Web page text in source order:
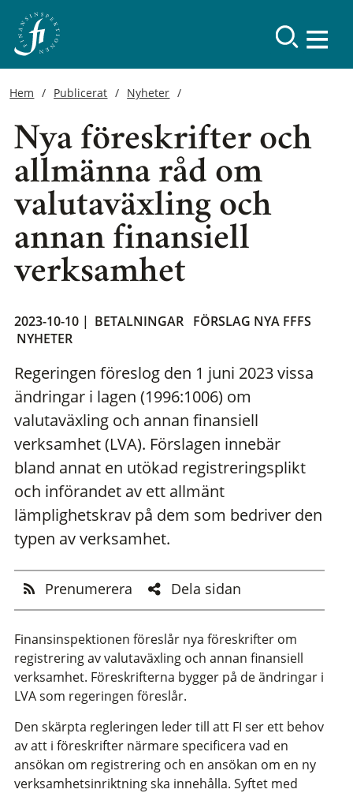
Hem Publicerat Nyheter
Nya föreskrifter och
allmänna råd om
valutaväxling och
annan finansiell
verksamhet
2023-10-10 | BETALNINGAR FÖRSLAG NYA FFFS
NYHETER
Regeringen föreslog den 1 juni 2023 vissa
ändringar i lagen (1996:1006) om
valutaväxling och annan finansiell
verksamhet (LVA). Förslagen innebär
bland annat en utökad registreringsplikt
och införandet av ett allmänt
lämplighetskrav på dem som bedriver den
typen av verksamhet.
Prenumerera Dela sidan
Finansinspektionen föreslår nya föreskrifter om
registrering av valutaväxling och annan finansiell
verksamhet. Föreskrifterna bygger på de ändringar i
LVA som regeringen föreslår.
Den skärpta regleringen leder till att FI ser ett behov
av att i föreskrifter närmare specificera vad en
ansökan om registrering och en ansökan om en ny
verksamhetsinriktning ska innehålla. Syftet med